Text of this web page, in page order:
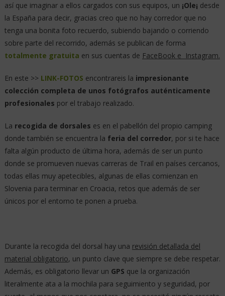
así que imaginar a ellos cargados con sus equipos, un ¡Ole¡ desde
la España para decir, gracias creo que no hay corredor que no
tenga una bonita foto recuerdo, subiendo bajando o corriendo
sobre parte del recorrido, además se publican de forma
totalmente gratuita en sus cuentas de FaceBook e Instagram.
En este >> LINK-FOTOS encontrareis la impresionante
colección completa de unos fotógrafos auténticamente
profesionales por el trabajo realizado.
La recogida de dorsales es en el pabellón del propio camping
donde también se encuentra la feria del corredor, por si te hace
falta algún producto de última hora, además de ser un punto
donde se promueven nuevas carreras de Trail en países cercanos,
todas ellas muy apetecibles, algunas de ellas comienzan en
Slovenia para terminar en Croacia, retos que además de ser
únicos por el entorno te ponen a prueba.
Durante la recogida del dorsal hay una revisión detallada del
material obligatorio, un punto clave que siempre se debe respetar.
Además, es obligatorio llevar un GPS que la organización
literalmente ata a la mochila para seguimiento y seguridad, por